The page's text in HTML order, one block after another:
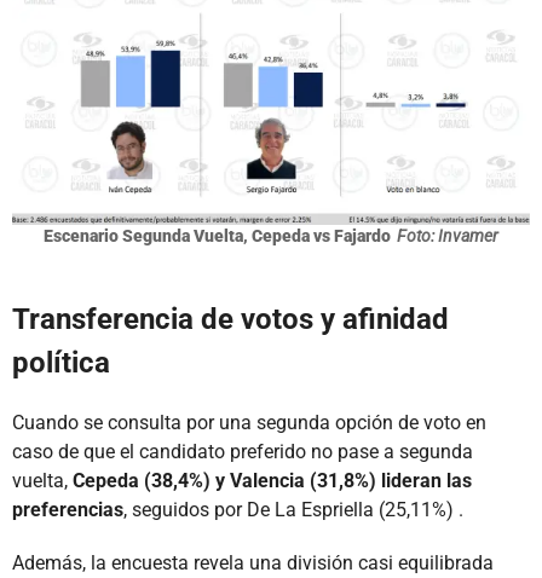
Escenario Segunda Vuelta, Cepeda vs Fajardo Foto: Invamer
Transferencia de votos y afinidad
política
Cuando se consulta por una segunda opción de voto en
caso de que el candidato preferido no pase a segunda
vuelta, Cepeda (38,4%) y Valencia (31,8%) lideran las
preferencias, seguidos por De La Espriella (25,11%) .
Además, la encuesta revela una división casi equilibrada